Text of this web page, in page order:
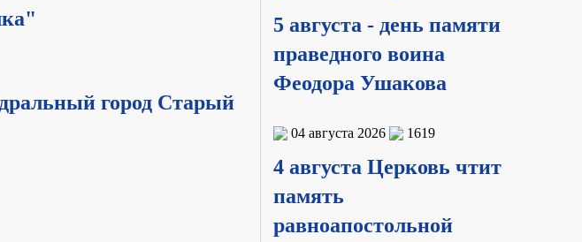
город Старый
5 августа - день памяти
праведного воина
Феодора Ушакова
04 августа 2026 1619
4 августа Церковь чтит
память
равноапостольной